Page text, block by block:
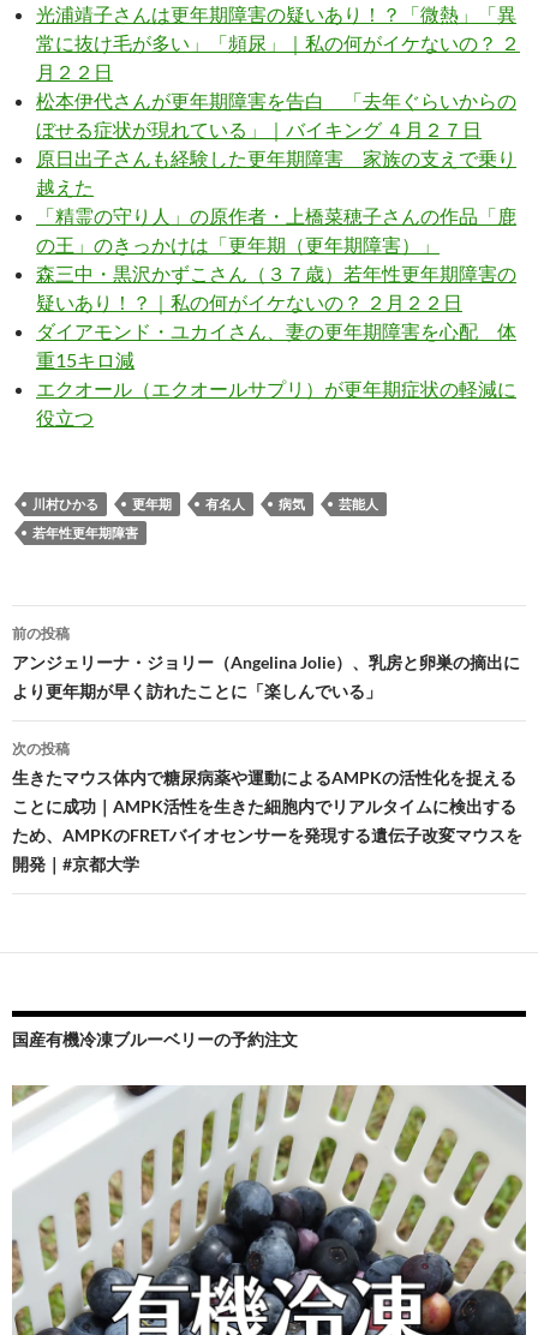
光浦靖子さんは更年期障害の疑いあり！？「微熱」「異
常に抜け毛が多い」「頻尿」｜私の何がイケないの？ ２
月２２日
松本伊代さんが更年期障害を告白 「去年ぐらいからの
ぼせる症状が現れている」｜バイキング ４月２７日
原日出子さんも経験した更年期障害 家族の支えで乗り
越えた
「精霊の守り人」の原作者・上橋菜穂子さんの作品「鹿
の王」のきっかけは「更年期（更年期障害）」
森三中・黒沢かずこさん（３７歳）若年性更年期障害の
疑いあり！？｜私の何がイケないの？ ２月２２日
ダイアモンド・ユカイさん、妻の更年期障害を心配 体
重15キロ減
エクオール（エクオールサプリ）が更年期症状の軽減に
役立つ
川村ひかる 更年期 有名人 病気
芸能人
若年性更年期障害
投
稿
ナ
ビ
ゲ
ー
シ
ン
前の投稿
アンジェリーナ・ジョリー（Angelina Jolie）、乳房と卵巣の摘出に
より更年期が早く訪れたことに「楽しんでいる」
次の投稿
生きたマウス体内で糖尿病薬や運動によるAMPKの活性化を捉える
ことに成功｜AMPK活性を生きた細胞内でリアルタイムに検出する
ため、AMPKのFRETバイオセンサーを発現する遺伝子改変マウスを
開発｜#京都大学
国産有機冷凍ブルーベリーの予約注文